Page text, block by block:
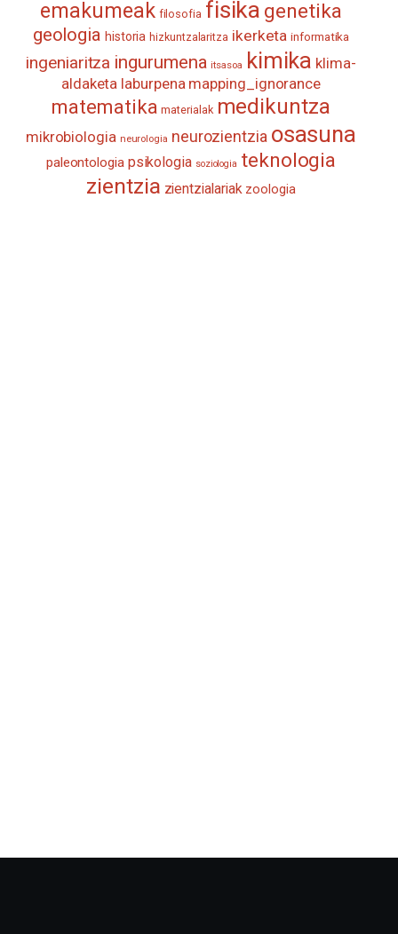
emakumeak filosofia fisika genetika
geologia historia hizkuntzalaritza ikerketa informatika
ingeniaritza ingurumena itsasoa kimika klima-
aldaketa laburpena mapping_ignorance
matematika materialak medikuntza
mikrobiologia neurologia neurozientzia osasuna
paleontologia psikologia soziologia teknologia
zientzia zientzialariak zoologia